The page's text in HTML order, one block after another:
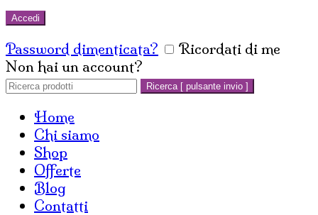
Accedi
Password dimenticata?
Ricordati di me
Non hai un account?
Cerca:
Ricerca [ pulsante invio ]
Home
Chi siamo
Shop
Offerte
Blog
Contatti